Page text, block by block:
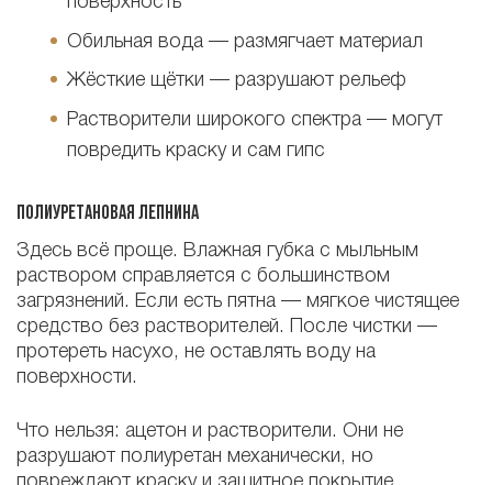
Обильная вода — размягчает материал
Жёсткие щётки — разрушают рельеф
Растворители широкого спектра — могут
повредить краску и сам гипс
Полиуретановая лепнина
Здесь всё проще. Влажная губка с мыльным
раствором справляется с большинством
загрязнений. Если есть пятна — мягкое чистящее
средство без растворителей. После чистки —
протереть насухо, не оставлять воду на
поверхности.
Что нельзя: ацетон и растворители. Они не
разрушают полиуретан механически, но